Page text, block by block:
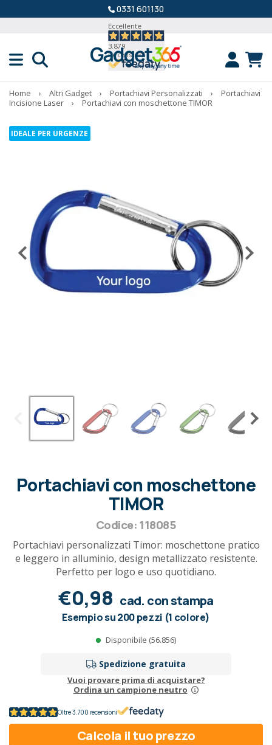
0331 601130
Eccellente
3.879
Recensioni
Home › Altri Gadget › Portachiavi Personalizzati ›
Portachiavi
Incisione Laser
› Portachiavi con moschettone TIMOR
IDEALE PER URGENZE
Portachiavi con moschettone
TIMOR
Codice: 118085
Portachiavi personalizzati Timor: moschettone pratico
e leggero in alluminio, design metallizzato resistente.
Perfetto per logo e uso quotidiano.
€0,98 cad. con stampa
Esempio su 200 pezzi (1 colore)
Disponibile (56.856)
Spedizione gratuita
Vuoi provare prima di acquistare?
Ordina un campione neutro
Oltre 3.700 recensioni
Calcola il tuo prezzo